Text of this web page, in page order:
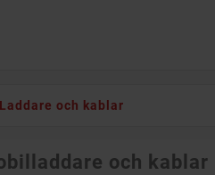
Laddare och kablar
och kablar